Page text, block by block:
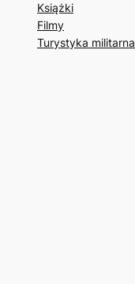
Książki
Filmy
Turystyka militarna